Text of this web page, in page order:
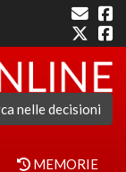
nelle decisioni
MEMORIE